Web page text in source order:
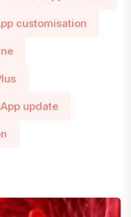
customisation
update